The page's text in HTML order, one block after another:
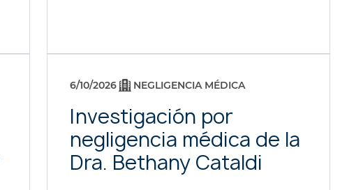
6/10/2026 NEGLIGENCIA MÉDICA
Investigación por
negligencia médica de la
Dra. Bethany Cataldi